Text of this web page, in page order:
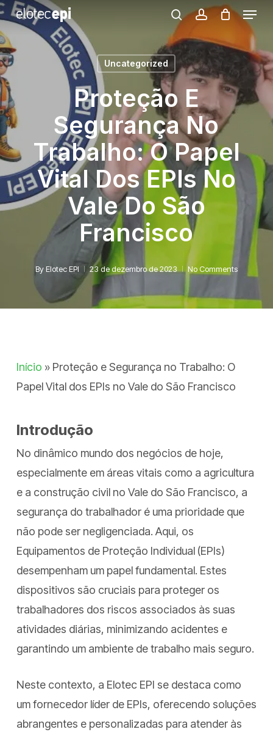
Skip
to
main
content
search account
Menu
Uncategorized
Proteção E
Segurança No
Trabalho: O Papel
Vital Dos EPIs No
Vale Do São
Francisco
ByElotec EPI 23 de dezembro de 2023 No Comments
Início » Proteção e Segurança no Trabalho: O
Papel Vital dos EPIs no Vale do São Francisco
Introdução
No dinâmico mundo dos negócios de hoje,
especialmente em áreas vitais como a agricultura
e a construção civil no Vale do São Francisco, a
segurança do trabalhador é uma prioridade que
não pode ser negligenciada. Aqui, os
Equipamentos de Proteção Individual (EPIs)
desempenham um papel fundamental. Estes
dispositivos são cruciais para proteger os
trabalhadores dos riscos associados às suas
atividades diárias, minimizando acidentes e
garantindo um ambiente de trabalho mais seguro.
Neste contexto, a Elotec EPI se destaca como
um fornecedor líder de EPIs, oferecendo soluções
abrangentes e personalizadas para atender às
Close
Menu